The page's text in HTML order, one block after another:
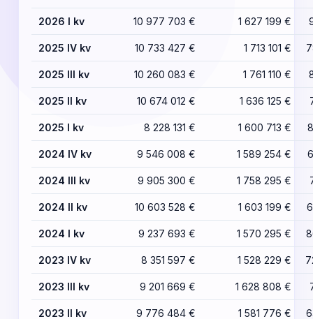
2026 I kv 10 977 703 € 1 627 199 €
2025 IV kv 10 733 427 € 1 713 101 €
2025 III kv 10 260 083 € 1 761 110 €
2025 II kv 10 674 012 € 1 636 125 €
2025 I kv 8 228 131 € 1 600 713 €
2024 IV kv 9 546 008 € 1 589 254 €
2024 III kv 9 905 300 € 1 758 295 €
2024 II kv 10 603 528 € 1 603 199 €
2024 I kv 9 237 693 € 1 570 295 €
2023 IV kv 8 351 597 € 1 528 229 €
2023 III kv 9 201 669 € 1 628 808 €
2023 II kv 9 776 484 € 1 581 776 €